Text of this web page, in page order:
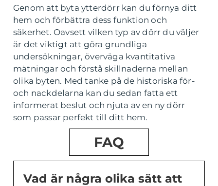
Genom att byta ytterdörr kan du förnya ditt
hem och förbättra dess funktion och
säkerhet. Oavsett vilken typ av dörr du väljer
är det viktigt att göra grundliga
undersökningar, överväga kvantitativa
mätningar och förstå skillnaderna mellan
olika byten. Med tanke på de historiska för-
och nackdelarna kan du sedan fatta ett
informerat beslut och njuta av en ny dörr
som passar perfekt till ditt hem.
FAQ
Vad är några olika sätt att